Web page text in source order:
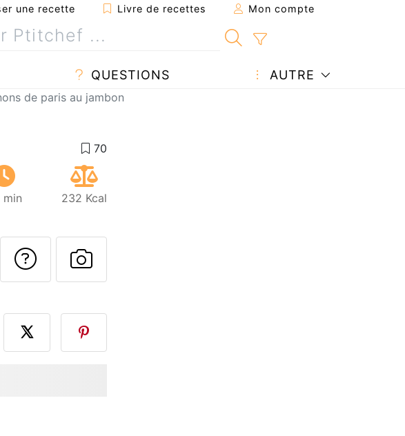
une recette Livre de recettes Mon compte
QUESTIONS AUTRE
de paris au jambon
min 232 Kcal
cette recette à un ami
cette page
Poser une question à l'auteur
Publier votre photo de cette